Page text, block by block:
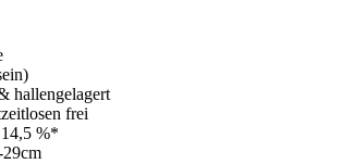
hallengelagert
frei
%*